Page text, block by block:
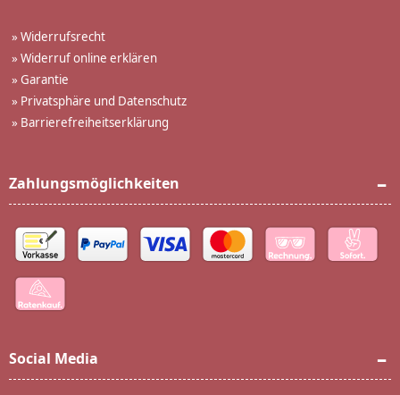
» Widerrufsrecht
» Widerruf online erklären
» Garantie
» Privatsphäre und Datenschutz
» Barrierefreiheitserklärung
Zahlungsmöglichkeiten
Social Media